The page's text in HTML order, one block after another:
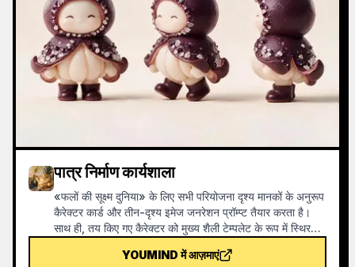
पात्र निर्माण कार्यशाला
«फलों की सूक्ष्म दुनिया» के लिए सभी परियोजना दृश्य मानकों के अनुरूप
कैरेक्टर कार्ड और तीन-दृश्य इमेज जनरेशन प्रॉम्प्ट तैयार करता है।
साथ ही, तय किए गए कैरेक्टर को मुख्य शैली टेम्पलेट के रूप में स्थिर
करता है। इस कौशल का उपयोग करके, इमेज जनरेशन के दौरान
YOUMIND में आज़माएं